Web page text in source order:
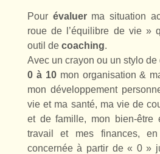
Pour évaluerma situation
roue de l’équilibre de vie »
outil de coaching.
Avec un crayon ou un stylo de
0 à 10mon organisation &
mon développement
vie et ma santé, ma vie de
et de famille, mon bien-être
travail et mes finances,
concernée à partir de « 0 »